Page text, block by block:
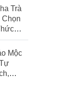
Trà
Chọn
Mộc